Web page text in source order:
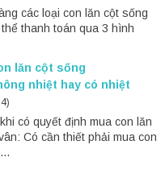
các loại con lăn cột sống
thanh toán qua 3 hình
lăn cột sống
nhiệt hay có nhiệt
có quyết định mua con lăn
Có cần thiết phải mua con